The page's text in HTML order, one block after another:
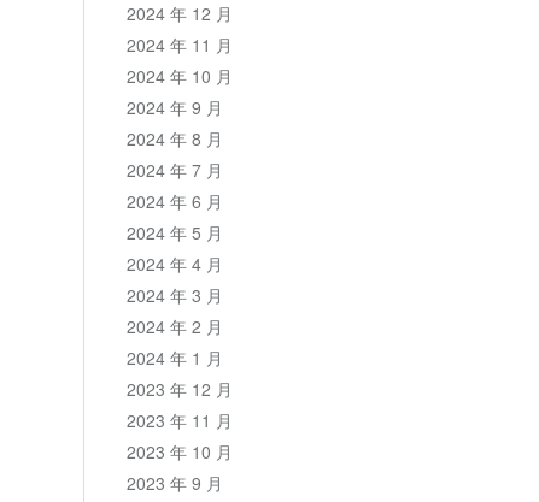
2024 年 12 月
2024 年 11 月
2024 年 10 月
2024 年 9 月
2024 年 8 月
2024 年 7 月
2024 年 6 月
2024 年 5 月
2024 年 4 月
2024 年 3 月
2024 年 2 月
2024 年 1 月
2023 年 12 月
2023 年 11 月
2023 年 10 月
2023 年 9 月